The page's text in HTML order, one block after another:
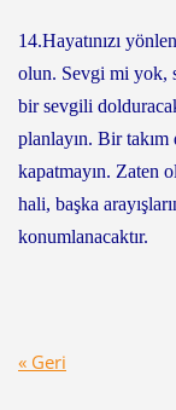
14.Hayatınızı
olun. Sevgi mi yok,
bir sevgili
planlayın. Bir
kapatmayın. Zaten
hali, başka
konumlanacaktır.
« Geri